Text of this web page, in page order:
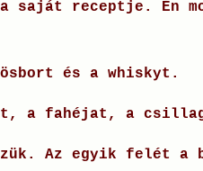
saját receptje. Én
és a whiskyt.
a fahéjat, a
Az egyik felét a